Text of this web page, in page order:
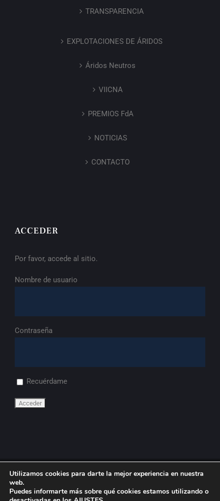
TRANSPARENCIA
EXPLOTACIONES DE ÁRIDOS
Áridos Neutros
VIICNA
PREMIOS FdA
NOTICIAS
CONTACTO
ACCEDER
Por favor, accede al sitio.
Nombre de usuario
Contraseña
Recuérdame
Utilizamos cookies para darte la mejor experiencia en nuestra
web.
Puedes informarte más sobre qué cookies estamos utilizando o